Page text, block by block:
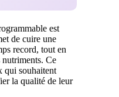
est
de cuire une
record, tout en
nutriments. Ce
qui souhaitent
la qualité de leur